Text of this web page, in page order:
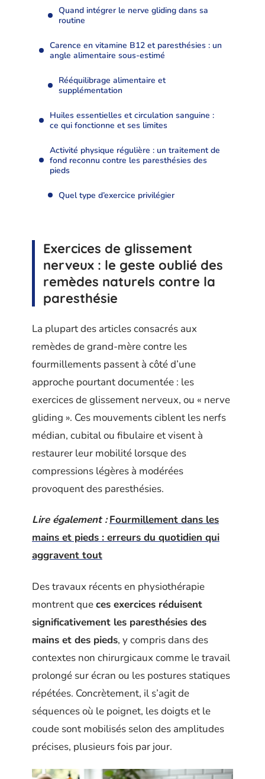
Quand intégrer le nerve gliding dans sa
routine
Carence en vitamine B12 et paresthésies : un
angle alimentaire sous-estimé
Rééquilibrage alimentaire et
supplémentation
Huiles essentielles et circulation sanguine :
ce qui fonctionne et ses limites
Activité physique régulière : un traitement de
fond reconnu contre les paresthésies des
pieds
Quel type d’exercice privilégier
Exercices de glissement
nerveux : le geste oublié des
remèdes naturels contre la
paresthésie
La plupart des articles consacrés aux
remèdes de grand-mère contre les
fourmillements passent à côté d’une
approche pourtant documentée : les
exercices de glissement nerveux, ou « nerve
gliding ». Ces mouvements ciblent les nerfs
médian, cubital ou fibulaire et visent à
restaurer leur mobilité lorsque des
compressions légères à modérées
provoquent des paresthésies.
Lire également : Fourmillement dans les
mains et pieds : erreurs du quotidien qui
aggravent tout
Des travaux récents en physiothérapie
montrent queces exercices réduisent
significativement les paresthésies des
mains et des pieds, y compris dans des
contextes non chirurgicaux comme le travail
prolongé sur écran ou les postures statiques
répétées. Concrètement, il s’agit de
séquences où le poignet, les doigts et le
coude sont mobilisés selon des amplitudes
précises, plusieurs fois par jour.